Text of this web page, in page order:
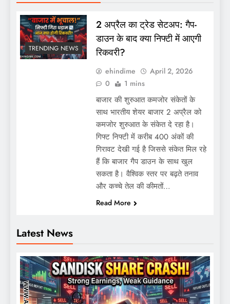
Latest News
TRENDING NEWS
2 अप्रैल का ट्रेड सेटअप: गैप-
डाउन के बाद क्या निफ्टी में आएगी
रिकवरी?
ehindime
April 2, 2026
0
1 mins
बाजार की शुरुआत कमजोर संकेतों के
साथ भारतीय शेयर बाजार 2 अप्रैल को
कमजोर शुरुआत के संकेत दे रहा है।
गिफ्ट निफ्टी में करीब 400 अंकों की
गिरावट देखी गई है जिससे संकेत मिल रहे
हैं कि बाजार गैप डाउन के साथ खुल
सकता है। वैश्विक स्तर पर बढ़ते तनाव
और कच्चे तेल की कीमतों…
Read More